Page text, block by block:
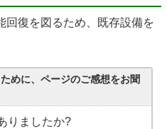
回復を図るため、既存設備を
めに、ページのご感想をお聞
りましたか?